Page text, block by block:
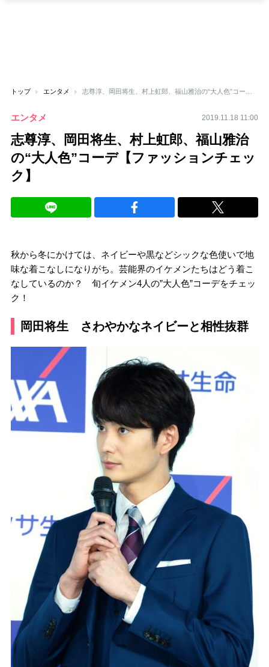
トップ エンタメ
エンタメ 2019.11.18 11:00
志尊淳、岡田将生、村上虹郎、福山雅治
の“大人色”コーデ【ファッションチェッ
ク】
秋から冬にかけては、ネイビーや黒などシックな色使いで地
味な着こなしになりがち。芸能界のイケメンたちはどう着こ
なしているのか？ 旬イケメン4人の”大人色”コーデをチェッ
ク！
岡田将生 さわやかなネイビーと相性抜群